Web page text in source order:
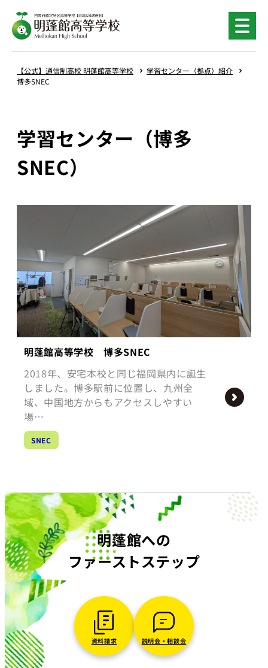
【公式】通信制高校 明蓬館高等学校
学習センター（拠点）紹介
博多SNEC
学習センター（博多
SNEC）
明蓬館高等学校 博多SNEC
2018年、安宅本校と同じ福岡県内に誕生
しました。博多駅前に位置し、九州全
域、中国地方からもアクセスしやすい
場…
SNEC
明蓬館への
ファーストステップ
資料請求 説明会・相談会